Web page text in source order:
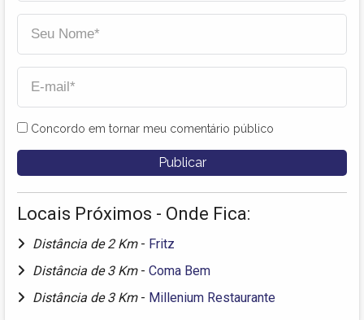
Concordo em tornar meu comentário público
Locais Próximos - Onde Fica:
Distância de 2 Km - Fritz
Distância de 3 Km - Coma Bem
Distância de 3 Km - Millenium Restaurante